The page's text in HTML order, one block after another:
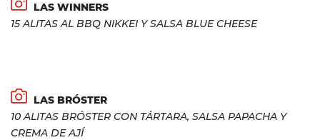
LAS WINNERS
15 ALITAS AL BBQ NIKKEI Y SALSA BLUE CHEESE
LAS BRÓSTER
10 ALITAS BRÓSTER CON TÁRTARA, SALSA PAPACHA Y
CREMA DE AJÍ